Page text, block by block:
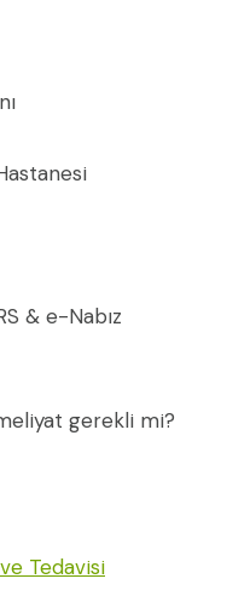
& e-Nabız
gerekli mi?
Tedavisi